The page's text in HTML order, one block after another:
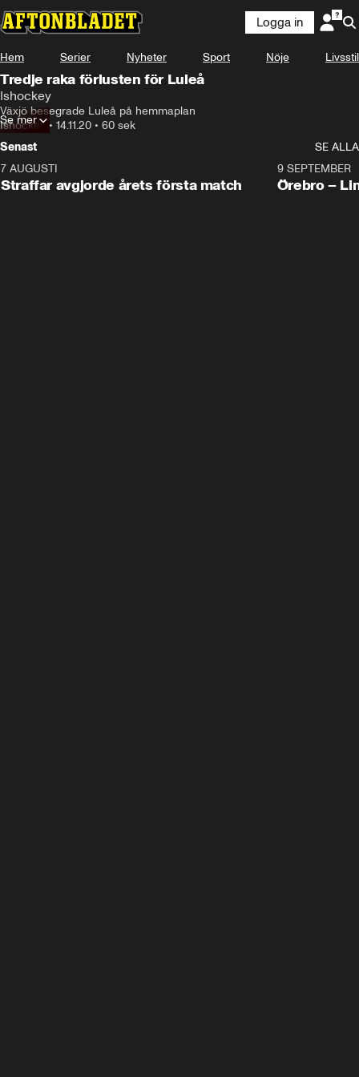
Logga in
Hem Serier Nyheter Sport Nöje Livsstil
Tredje raka förlusten för Luleå
Ishockey
Växjö besegrade Luleå på hemmaplan
Ishockey• 14.11.20 • 60 sek
Se mer
Senast
SE ALLA
7 AUGUSTI
Straffar avgjorde årets första match
Plus
9 SEPTEMBER
Örebro –